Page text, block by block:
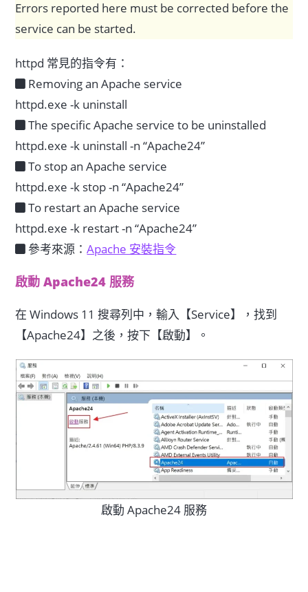
Errors reported here must be corrected before the
service can be started.
httpd 常見的指令有：
Removing an Apache service
httpd.exe -k uninstall
The specific Apache service to be uninstalled
httpd.exe -k uninstall -n “Apache24”
To stop an Apache service
httpd.exe -k stop -n “Apache24”
To restart an Apache service
httpd.exe -k restart -n “Apache24”
參考來源：Apache 安裝指令
啟動 Apache24 服務
在 Windows 11 搜尋列中，輸入【Service】，找到
【Apache24】之後，按下【啟動】。
啟動 Apache24 服務